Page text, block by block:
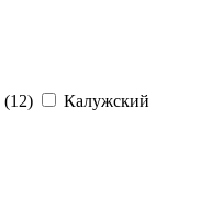
(12)
Калужский